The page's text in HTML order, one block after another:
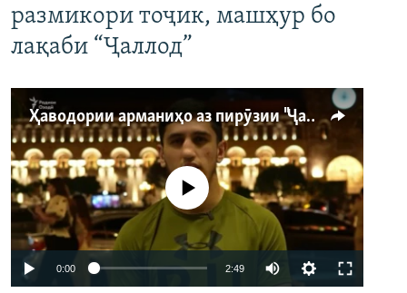
размикори тоҷик, машҳур бо
лақаби “Ҷаллод”
Ҳаводории арманиҳо аз пирӯзии "Ҷаллод"-и тоҷик
Феълан кор намекунад
0:00 2:49